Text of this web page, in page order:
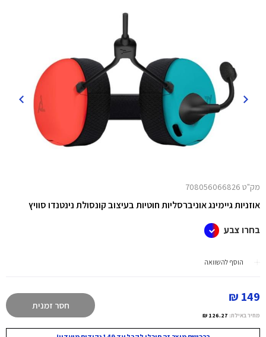
מק"ט 708056066826
אוזניות גיימינג אוניברסליות חוטיות בעיצוב קונסולת נינטנדו סוויץ
בחרו צבע
הוסף להשוואה
149 ₪
מחיר באילת: 126.27 ₪
חסר זמנית